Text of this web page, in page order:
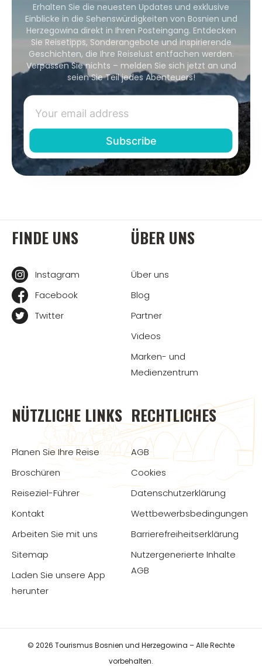
Erhalten Sie die neuesten Updates und exklusive
Einblicke in die Sehenswürdigkeiten von Bosnien und
Herzegowina direkt in Ihren Posteingang. Entdecken
Sie Reisetipps, Sonderangebote und inspirierende
Geschichten, die Ihre Reiselust entfachen werden.
Verpassen Sie nichts – melden Sie sich jetzt an und
seien Sie Teil jedes Abenteuers!
FINDE UNS
Instagram
Facebook
Twitter
ÜBER UNS
Über uns
Blog
Partner
Videos
Marken- und
Medienzentrum
NÜTZLICHE LINKS
Planen Sie Ihre Reise
Broschüren
Reiseziel-Führer
Kontakt
Arbeiten Sie mit uns
Sitemap
Laden Sie unsere App
herunter
RECHTLICHES
AGB
Cookies
Datenschutzerklärung
Wettbewerbsbedingungen
Barrierefreiheitserklärung
Nutzergenerierte Inhalte
AGB
© 2026 Tourismus Bosnien und Herzegowina – Alle Rechte
vorbehalten.